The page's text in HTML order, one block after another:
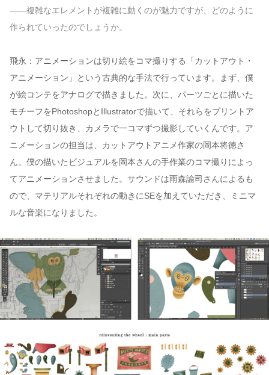
——複雑なエレメントが複雑に動くのが魅力ですが、どのように
作られていったのでしょうか。
飛永：アニメーションは切り絵をコマ撮りする「カットアウト・
アニメーション」という古典的な手法で行っています。まず、僕
が絵コンテをアナログで描きました。次に、パーツごとに描いた
モチーフをPhotoshopとIllustratorで描いて、それらをプリントア
ウトして切り抜き、カメラで一コマずつ撮影していくんです。ア
ニメーションの担当は、カットアウトアニメ作家の岡本将徳さ
ん。僕の描いたビジュアルを岡本さんの手作業のコマ撮りによっ
てアニメーションさせました。サウンドは雨森諭司さんによるも
ので、マテリアルそれぞれの動きにSEを加えていただき、ミニマ
ルな音楽になりました。